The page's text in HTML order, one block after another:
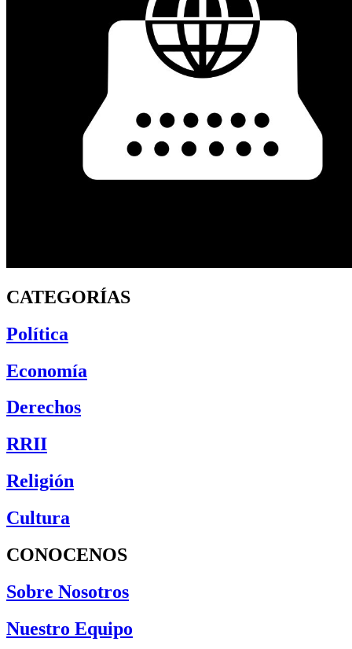
CATEGORÍAS
Política
Economía
Derechos
RRII
Religión
Cultura
CONOCENOS
Sobre Nosotros
Nuestro Equipo